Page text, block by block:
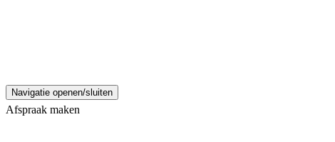
Navigatie openen/sluiten
Afspraak maken